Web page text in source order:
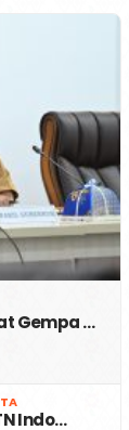
Gempa …
Indo…